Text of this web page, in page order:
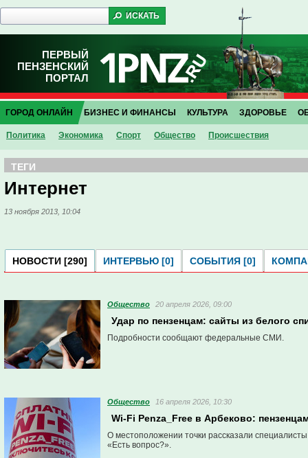
ПЕРВЫЙ
ПЕНЗЕНСКИЙ
ПОРТАЛ
ГОРОД ОНЛАЙН
Политика Экономика Спорт Общество Проиcшествия
БИЗНЕС И ФИНАНСЫ КУЛЬТУРА ЗДОРОВЬЕ
ТЕГИ
Интернет
13 ноября 2013, 10:04
НОВОСТИ [290] ИНТЕРВЬЮ [0] СОБЫТИЯ [0]
Общество 20 апреля 2026, 09:00
Удар по пензенцам: сайты из белого
Подробности сообщают федеральные СМИ.
Общество 16 апреля 2026, 10:30
Wi-Fi Penza_Free в Арбеково:
О местоположении точки рассказали
«Есть вопрос?».